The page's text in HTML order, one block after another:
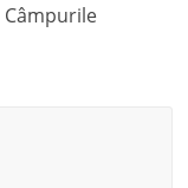
Câmpurile